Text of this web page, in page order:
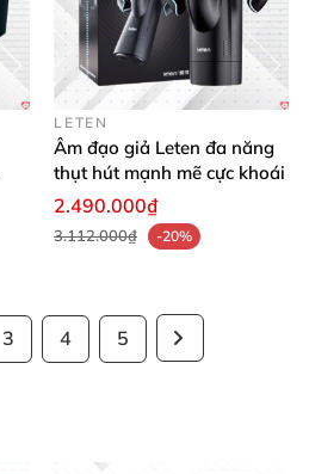
LETEN
Âm đạo giả Leten đa năng
thụt hút mạnh mẽ cực khoái
2.490.000₫
3.112.000₫ -20%
3 4 5